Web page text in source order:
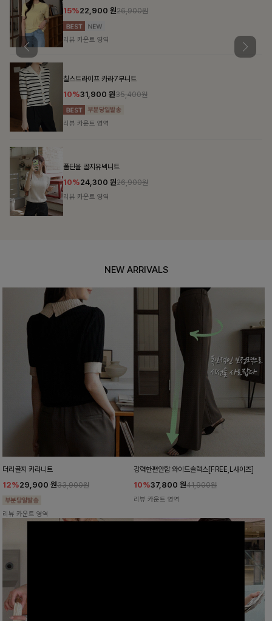
15%22,900 원26,900원
리뷰 카운트 영역
칠스트라이프 카라7부니트
10%31,900 원35,400원
리뷰 카운트 영역
폴딘울 골지유넥니트
10%24,300 원26,900원
리뷰 카운트 영역
NEW ARRIVALS
더리골지 카라니트
12%29,900 원33,900원
리뷰 카운트 영역
강력한편안함 와이드슬랙스[FREE,L사이즈]
10%37,800 원41,900원
리뷰 카운트 영역